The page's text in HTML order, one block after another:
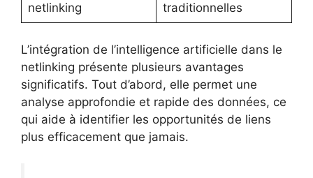
netlinking
traditionnelles
L’intégration de l’intelligence artificielle dans le
netlinking présente plusieurs avantages
significatifs. Tout d’abord, elle permet une
analyse approfondie et rapide des données, ce
qui aide à identifier les opportunités de liens
plus efficacement que jamais.